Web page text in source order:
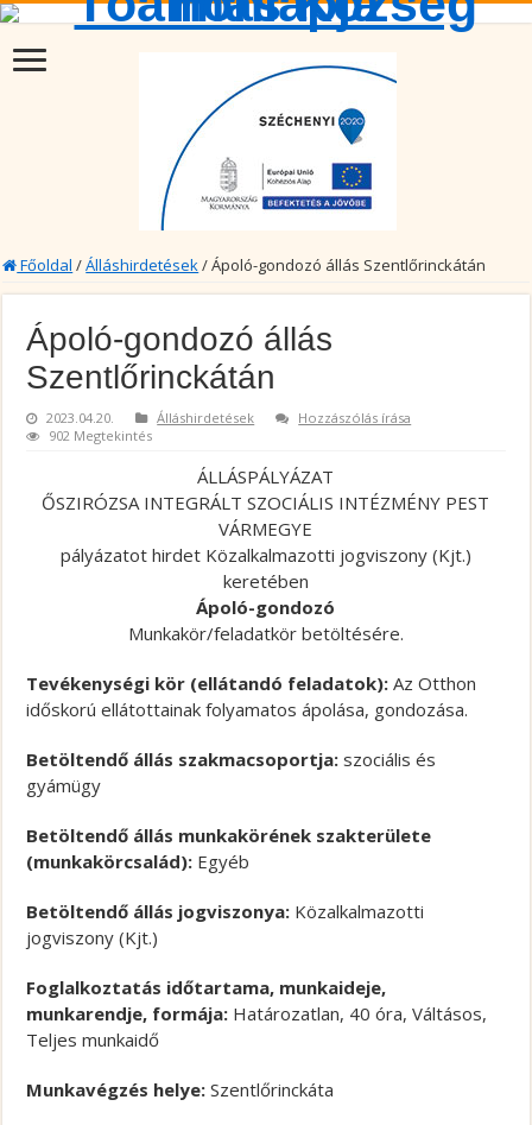
Főoldal /Álláshirdetések/Ápoló-gondozó állás Szentlőrinckátán
Ápoló-gondozó állás
Szentlőrinckátán
2023.04.20. Álláshirdetések
Hozzászólás írása
902 Megtekintés
ÁLLÁSPÁLYÁZAT
ŐSZIRÓZSA INTEGRÁLT SZOCIÁLIS INTÉZMÉNY PEST
VÁRMEGYE
pályázatot hirdet Közalkalmazotti jogviszony (Kjt.)
keretében
Ápoló-gondozó
Munkakör/feladatkör betöltésére.
Tevékenységi kör (ellátandó feladatok): Az Otthon
időskorú ellátottainak folyamatos ápolása, gondozása.
Betöltendő állás szakmacsoportja: szociális és
gyámügy
Betöltendő állás munkakörének szakterülete
(munkakörcsalád): Egyéb
Betöltendő állás jogviszonya: Közalkalmazotti
jogviszony (Kjt.)
Foglalkoztatás időtartama, munkaideje,
munkarendje, formája: Határozatlan, 40 óra, Váltásos,
Teljes munkaidő
Munkavégzés helye: Szentlőrinckáta